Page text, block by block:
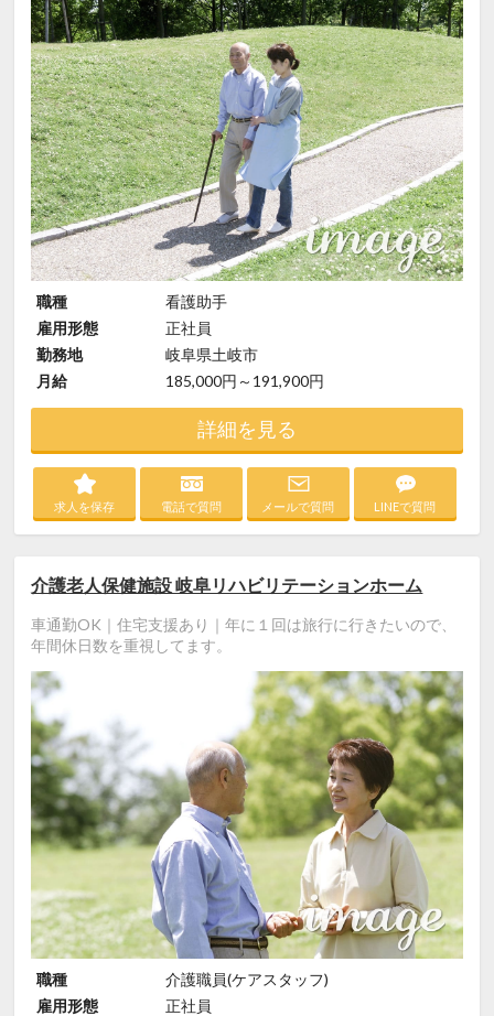
職種
看護助手
雇用形態
正社員
勤務地
岐阜県土岐市
月給
185,000円～191,900円
詳細を見る
求人を保存 電話で質問 メールで質問 LINEで質問
介護老人保健施設 岐阜リハビリテーションホーム
車通勤OK｜住宅支援あり｜年に１回は旅行に行きたいので、
年間休日数を重視してます。
職種
介護職員(ケアスタッフ)
雇用形態
正社員